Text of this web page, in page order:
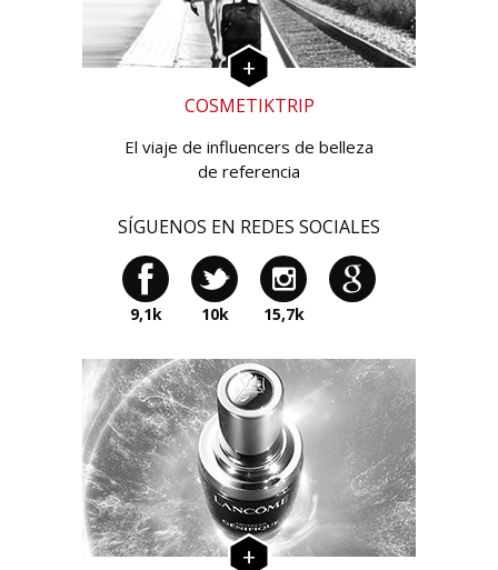
COSMETIKTRIP
El viaje de influencers de belleza
de referencia
SÍGUENOS EN REDES SOCIALES
9,1k 10k 15,7k